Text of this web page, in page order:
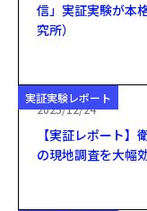
信」実証実験が本
究所）
実証実験レポート
2025/12/24
【実証レポート
の現地調査を大幅